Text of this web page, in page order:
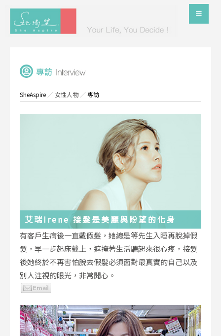
SheAspire ／ 女性人物／專訪
艾瑞Irene 接髮是美麗與盼望的化身
有客戶生病後一直戴假髮，她總是等先生入睡再脫掉假
髮，早一步起床戴上，遮掩著生活聽起來很心疼，接髮
後她終於不再害怕脫去假髮必須面對最真實的自己以及
別人注視的眼光，非常開心。